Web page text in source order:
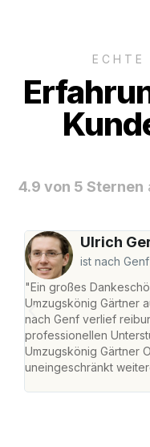
ECHTE
4.9 von 5 Sternen
Ulrich
ist nach
"Ein großes
Umzugskönig Gärtner
nach Genf verlief
professionellen
Umzugskönig Gärtner
uneingeschränkt